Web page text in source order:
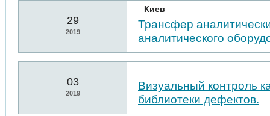
29
2019
Киев
Трансфер
аналитического
03
2019
Визуальный контроль
библиотеки дефектов.